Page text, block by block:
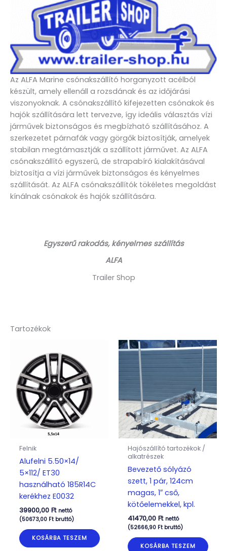
Az ALFA Marine csónakszállító horganyzott acélból
készült, amely ellenáll a rozsdának és az időjárási
viszonyoknak. A csónakszállító kifejezetten csónakok és
hajók szállítására lett tervezve, így ideális választás vízi
járművek biztonságos és megbízható szállításához. A
szerkezetet párnafák vagy görgők biztosítják, amelyek
stabilan megtámasztják a szállított járművet. Az ALFA
csónakszállító egyszerű, de strapabíró kialakításával
biztosítja a vízi járművek biztonságos és kényelmes
szállítását. Az ALFA csónakszállítók tökéletes megoldást
kínálnak csónakok és hajók szállítására.
Egyszerű rakodás, kényelmes szállítás
ALFA
Trailer Shop
Tartozékok
Felnik
Alufelni 5.50×14/
5×112/ ET30
használható 185R14C
kerékhez E0032
39900,00 Ft nettó
(50673,00 Ftbruttó)
KOSÁRBA TESZEM
Hajószállító tartozékok /
alkatrészek
Bevezető sólyázó
szett, 1 pár, 124cm
magas, 1″ cső,
kötőelemekkel, kpl.
41470,00 Ft nettó
(52666,90 Ftbruttó)
KOSÁRBA TESZEM